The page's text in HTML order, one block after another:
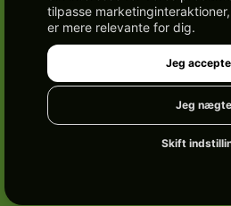
tilpasse marketinginteraktioner,
er mere relevante for dig.
Jeg
Jeg
Skift